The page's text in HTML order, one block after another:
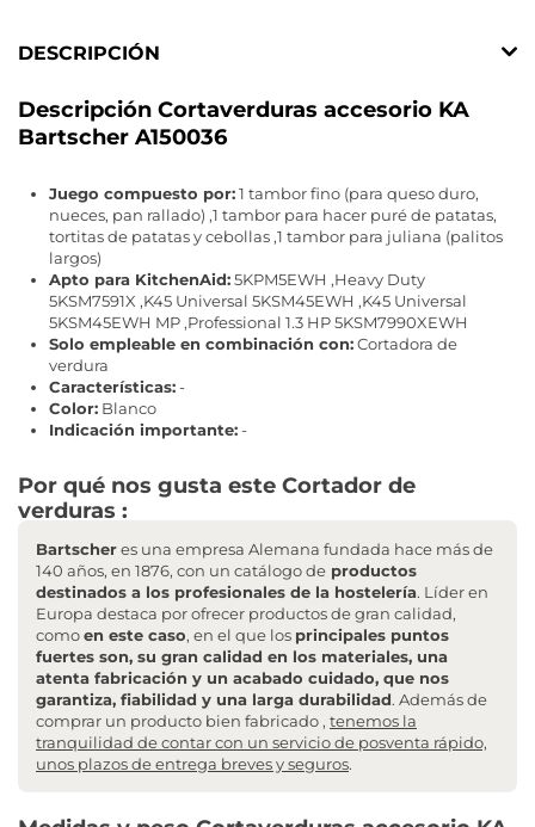
DESCRIPCIÓN
Descripción Cortaverduras accesorio KA
Bartscher A150036
Juego compuesto por:1 tambor fino (para queso duro,
nueces, pan rallado) ,1 tambor para hacer puré de patatas,
tortitas de patatas y cebollas ,1 tambor para juliana (palitos
largos)
Apto para KitchenAid:5KPM5EWH ,Heavy Duty
5KSM7591X ,K45 Universal 5KSM45EWH ,K45 Universal
5KSM45EWH MP ,Professional 1.3 HP 5KSM7990XEWH
Solo empleable en combinación con:Cortadora de
verdura
Características:-
Color: Blanco
Indicación importante:-
Por qué nos gusta este Cortador de
verduras :
Bartscheres una empresa Alemana fundada hace más de
140 años, en 1876, con un catálogo de productos
destinados a los profesionales de la hostelería. Líder en
Europa destaca por ofrecer productos de gran calidad,
comoen este caso, en el que los principales puntos
fuertes son, su gran calidad en los materiales, una
atenta fabricación y un acabado cuidado, que nos
garantiza, fiabilidad y una larga durabilidad. Además de
comprar un producto bien fabricado , tenemos la
tranquilidad de contar con un servicio de posventa rápido,
unos plazos de entrega breves y seguros.